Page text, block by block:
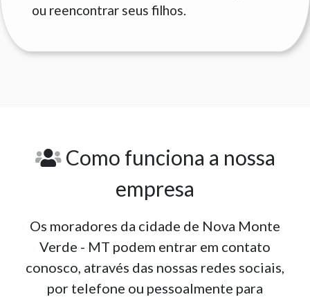
ou reencontrar seus filhos.
Como funciona a nossa
empresa
Os moradores da cidade de Nova Monte
Verde - MT podem entrar em contato
conosco, através das nossas redes sociais,
por telefone ou pessoalmente para